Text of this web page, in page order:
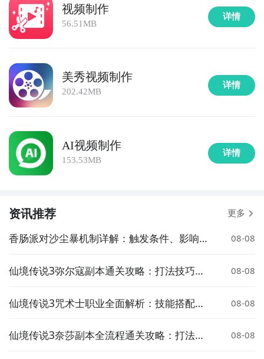
视频制作
56.51MB
详情
美秀视频制作
202.42MB
详情
AI视频制作
153.53MB
详情
资讯推荐 更多
香肠派对沙尘暴机制详解：触发条件、影响范
08-08
仙境传说3弥尔寇副本通关攻略：打法技巧、
08-08
仙境传说3咒术士职业全面解析：技能搭配、
08-08
仙境传说3奈莎副本全流程通关攻略：打法技
08-08